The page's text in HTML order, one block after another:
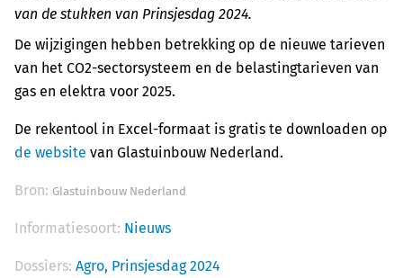
van de stukken van Prinsjesdag 2024.
De wijzigingen hebben betrekking op de nieuwe tarieven
van het CO2-sectorsysteem en de belastingtarieven van
gas en elektra voor 2025.
De rekentool in Excel-formaat is gratis te downloaden op
de website van Glastuinbouw Nederland.
Bron: Glastuinbouw Nederland
Informatiesoort: Nieuws
Dossiers: Agro, Prinsjesdag 2024